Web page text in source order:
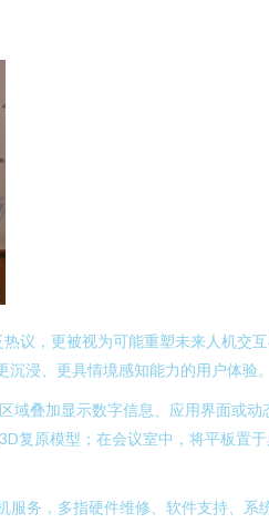
议，更被视为可能重塑未来人机交
浸、更具情境感知能力的用户体验。
叠加显示数字信息、应用界面或动
复原模型；在会议室中，将平板置
务，多指硬件维修、软件支持、系